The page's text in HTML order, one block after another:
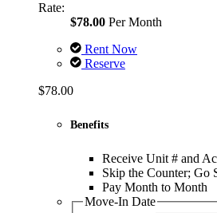
Rate:
$78.00 Per Month
Rent Now
Reserve
$78.00
Benefits
Receive Unit # and
Skip the Counter; Go
Pay Month to Month
Move-In Date